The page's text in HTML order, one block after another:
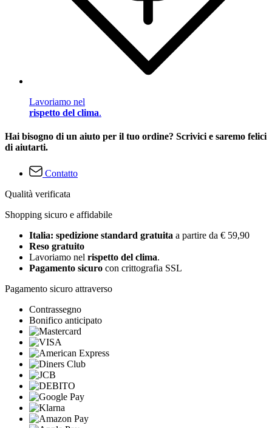
Lavoriamo nel
rispetto del clima.
Hai bisogno di un aiuto per il tuo ordine? Scrivici e saremo felici
di aiutarti.
Contatto
Qualità verificata
Shopping sicuro e affidabile
Italia: spedizione standard gratuita a partire da € 59,90
Reso gratuito
Lavoriamo nel rispetto del clima.
Pagamento sicuro con crittografia SSL
Pagamento sicuro attraverso
Contrassegno
Bonifico anticipato